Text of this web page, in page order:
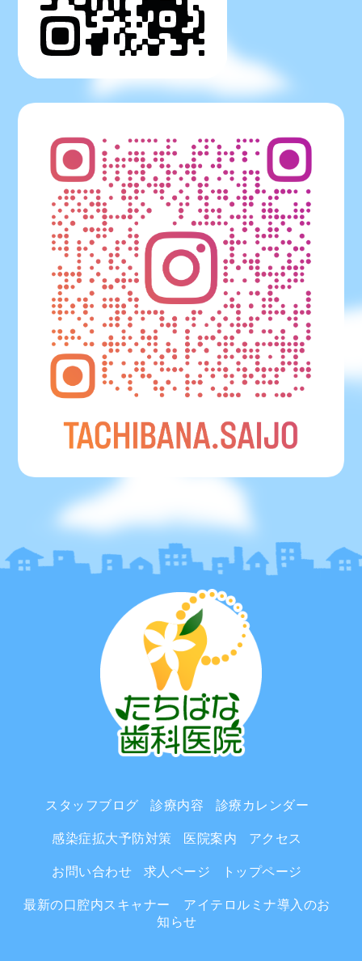
スタッフブログ 診療内容 診療カレンダー
感染症拡大予防対策 医院案内 アクセス
お問い合わせ 求人ページ トップページ
最新の口腔内スキャナー アイテロルミナ導入のお
知らせ